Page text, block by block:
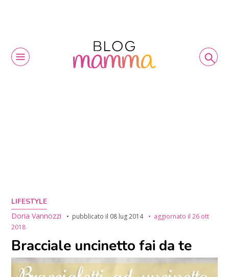
LIFESTYLE
Doria Vannozzi
pubblicato il 08 lug 2014 aggiornato il26 ott
2018
Bracciale uncinetto fai da te